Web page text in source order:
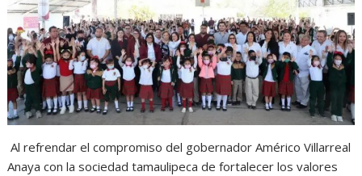
A
p
p
o
o
k
n
g
e
r
r
a
m
Al refrendar el compromiso del gobernador Américo Villarreal
Anaya con la sociedad tamaulipeca de fortalecer los valores